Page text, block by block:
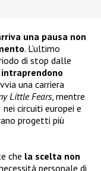
una pausa non
. L’ultimo
di stop dalle
intraprendono
una carriera
Little Fears, mentre
circuiti europei e
progetti più
che la scelta non
personale di